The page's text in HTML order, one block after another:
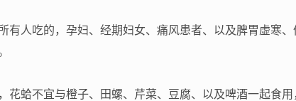
有人吃的，孕妇、经期妇女、痛风患者、以及脾胃虚寒、
花蛤不宜与橙子、田螺、芹菜、豆腐、以及啤酒一起食用